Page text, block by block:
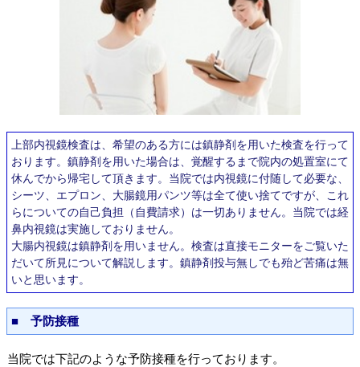
上部内視鏡検査は、希望のある方には鎮静剤を用いた検査を行って
おります。鎮静剤を用いた場合は、覚醒するまで院内の処置室にて
休んでから帰宅して頂きます。当院では内視鏡に付随して必要な、
シーツ、エプロン、大腸鏡用パンツ等は全て使い捨てですが、これ
らについての自己負担（自費請求）は一切ありません。当院では経
鼻内視鏡は実施しておりません。
大腸内視鏡は鎮静剤を用いません。検査は直接モニターをご覧いた
だいて所見について解説します。鎮静剤投与無しでも殆ど苦痛は無
いと思います。
■ 予防接種
当院では下記のような予防接種を行っております。